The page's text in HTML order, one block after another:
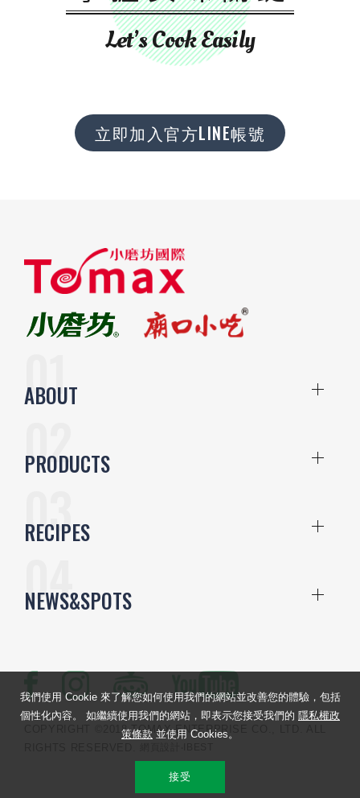
Let’s Cook Easily
立即加入官方LINE帳號
ABOUT
PRODUCTS
RECIPES
NEWS&SPOTS
COPYRIGHT ©2018 TOMAX ENTERPRISE CO., LTD. ALL
我們使用 Cookie 來了解您如何使用我們的網站並改善您的體驗，包括
個性化內容。 如繼續使用我們的網站，即表示您接受我們的 隱私權政
策條款 並使用 Cookies。
接受